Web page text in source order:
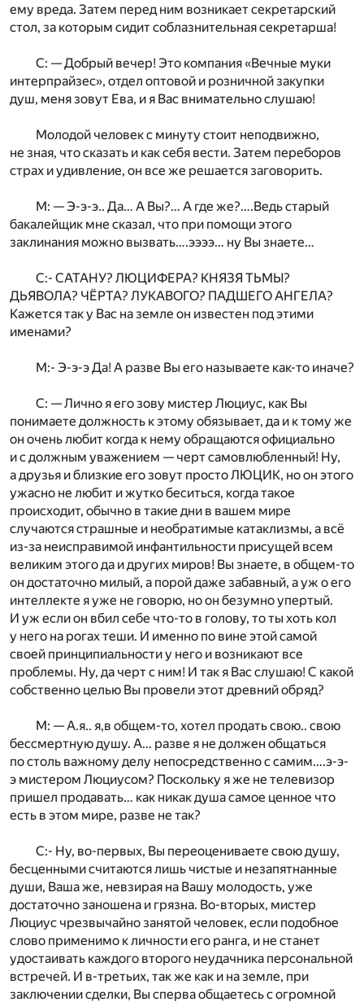
ему вреда. Затем перед ним возникает секретарский
стол, за которым сидит соблазнительная секретарша!
С: — Добрый вечер! Это компания «Вечные муки
интерпрайзес», отдел оптовой и розничной закупки
душ, меня зовут Ева, и я Вас внимательно слушаю!
Молодой человек с минуту стоит неподвижно,
не зная, что сказать и как себя вести. Затем переборов
страх и удивление, он все же решается заговорить.
М: — Э-э-э.. Да… А Вы?… А где же?….Ведь старый
бакалейщик мне сказал, что при помощи этого
заклинания можно вызвать….ээээ… ну Вы знаете…
С:- САТАНУ? ЛЮЦИФЕРА? КНЯЗЯ ТЬМЫ?
ДЬЯВОЛА? ЧЁРТА? ЛУКАВОГО? ПАДШЕГО АНГЕЛА?
Кажется так у Вас на земле он известен под этими
именами?
М:- Э-э-э Да! А разве Вы его называете как-то иначе?
С: — Лично я его зову мистер Люциус, как Вы
понимаете должность к этому обязывает, да и к тому же
он очень любит когда к нему обращаются официально
и с должным уважением — черт самовлюбленный! Ну,
а друзья и близкие его зовут просто ЛЮЦИК, но он этого
ужасно не любит и жутко беситься, когда такое
происходит, обычно в такие дни в вашем мире
случаются страшные и необратимые катаклизмы, а всё
из-за неисправимой инфантильности присущей всем
великим этого да и других миров! Вы знаете, в общем-то
он достаточно милый, а порой даже забавный, а уж о его
интеллекте я уже не говорю, но он безумно упертый.
И уж если он вбил себе что-то в голову, то ты хоть кол
у него на рогах теши. И именно по вине этой самой
своей принципиальности у него и возникают все
проблемы. Ну, да черт с ним! И так я Вас слушаю! С какой
собственно целью Вы провели этот древний обряд?
М: — А.я.. я,в общем-то, хотел продать свою.. свою
бессмертную душу. А… разве я не должен общаться
по столь важному делу непосредственно с самим….э-э-
э мистером Люциусом? Поскольку я же не телевизор
пришел продавать… как никак душа самое ценное что
есть в этом мире, разве не так?
С:- Ну, во-первых, Вы переоцениваете свою душу,
бесценными считаются лишь чистые и незапятнанные
души, Ваша же, невзирая на Вашу молодость, уже
достаточно заношена и грязна. Во-вторых, мистер
Люциус чрезвычайно занятой человек, если подобное
слово применимо к личности его ранга, и не станет
удостаивать каждого второго неудачника персональной
встречей. И в-третьих, так же как и на земле, при
заключении сделки, Вы сперва общаетесь с огромной